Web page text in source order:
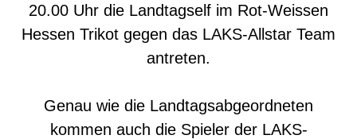
20.00 Uhr die Landtagself im Rot-Weissen
Hessen Trikot gegen das LAKS-Allstar Team
antreten.
Genau wie die Landtagsabgeordneten
kommen auch die Spieler der LAKS-